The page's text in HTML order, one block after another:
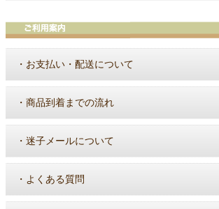
・ お支払い・配送について
・ 商品到着までの流れ
・ 迷子メールについて
・ よくある質問